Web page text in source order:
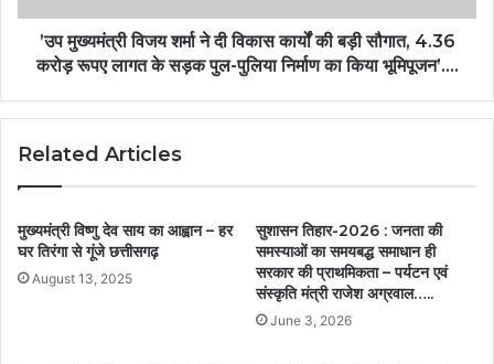
’उप मुख्यमंत्री विजय शर्मा ने दी विकास कार्यों की बड़ी सौगात, 4.36
करोड़ रूपए लागत के सड़क पुल-पुलिया निर्माण का किया भूमिपूजन’….
Related Articles
मुख्यमंत्री विष्णु देव साय का आह्वान – हर
घर तिरंगा से गूंजे छत्तीसगढ़
August 13, 2025
सुशासन तिहार-2026 : जनता की
समस्याओं का समयबद्ध समाधान ही
सरकार की प्राथमिकता – पर्यटन एवं
संस्कृति मंत्री राजेश अग्रवाल…..
June 3, 2026